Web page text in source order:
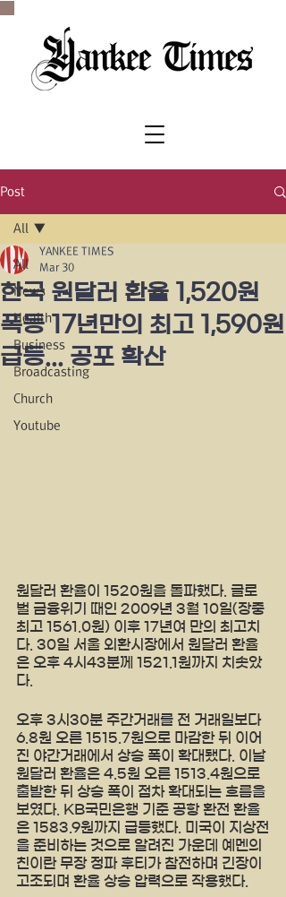
Post
All
News
Health
Business
Broadcasting
Church
Youtube
All
한국 원달러 환율 1,520원
폭등 17년만의 최고 1,590원
급등... 공포 확산
YANKEE TIMES
Mar 30
원달러 환율이 1520원을 돌파했다. 글로
벌 금융위기 때인 2009년 3월 10일(장중
최고 1561.0원) 이후 17년여 만의 최고치
다. 30일 서울 외환시장에서 원달러 환율
은 오후 4시43분께 1521.1원까지 치솟았
다.
오후 3시30분 주간거래를 전 거래일보다
6.8원 오른 1515.7원으로 마감한 뒤 이어
진 야간거래에서 상승 폭이 확대됐다. 이날
원달러 환율은 4.5원 오른 1513.4원으로
출발한 뒤 상승 폭이 점차 확대되는 흐름을
보였다. KB국민은행 기준 공항 환전 환율
은 1583.9원까지 급등했다. 미국이 지상전
을 준비하는 것으로 알려진 가운데 예멘의
친이란 무장 정파 후티가 참전하며 긴장이
고조되며 환율 상승 압력으로 작용했다.